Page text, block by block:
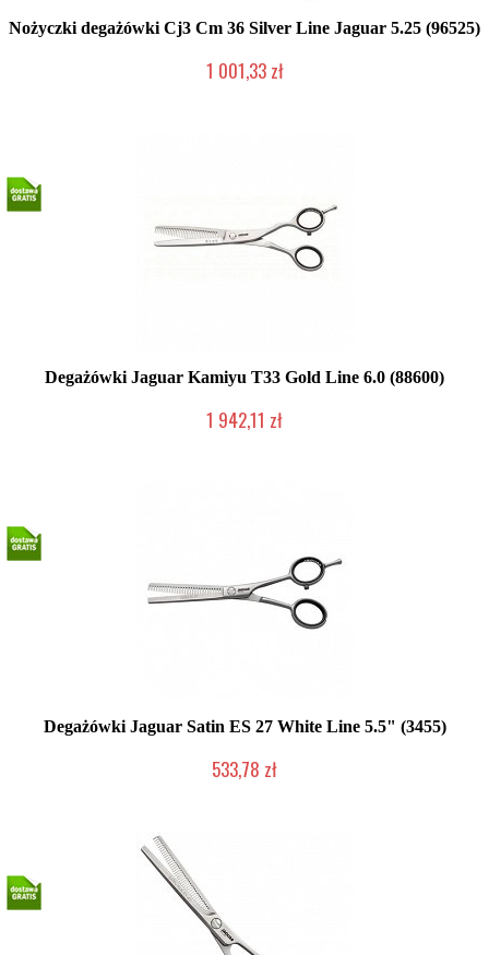
Nożyczki degażówki Cj3 Cm 36 Silver Line Jaguar 5.25 (96525)
1 001,33 zł
Degażówki Jaguar Kamiyu T33 Gold Line 6.0 (88600)
1 942,11 zł
Degażówki Jaguar Satin ES 27 White Line 5.5" (3455)
533,78 zł